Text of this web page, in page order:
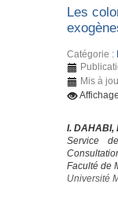
Les
Catégorie :
Mis à
I. DAHABI,
Service
Faculté de
Université